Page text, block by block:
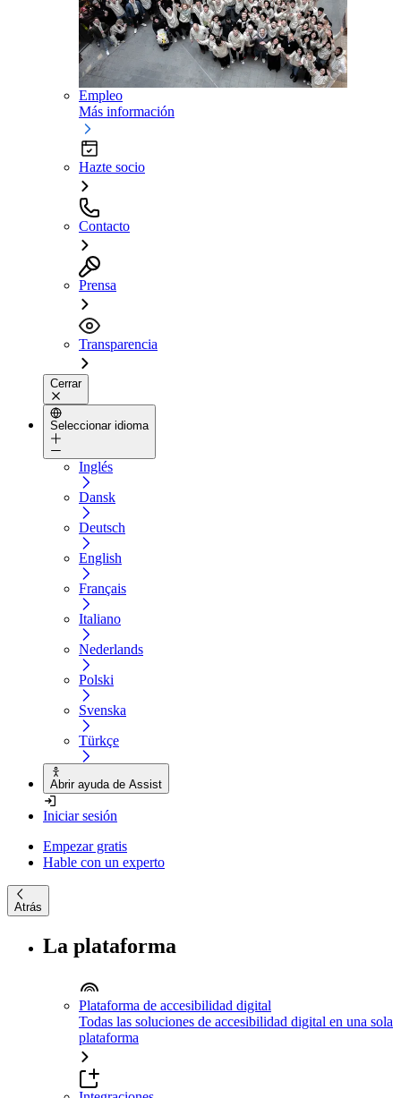
Empleo
Más información
Hazte socio
Contacto
Prensa
Transparencia
Cerrar
Seleccionar idioma
Inglés
Dansk
Deutsch
English
Français
Italiano
Nederlands
Polski
Svenska
Türkçe
Abrir ayuda de Assist
Iniciar sesión
Empezar gratis
Hable con un experto
Atrás
La plataforma
Plataforma de accesibilidad digital
Todas las soluciones de accesibilidad digital en una sola
plataforma